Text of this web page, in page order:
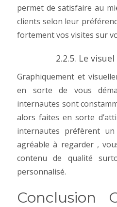
permet de satisfaire au
clients selon leur
fortement vos visites sur
2.2.5. Le visuel
Graphiquement et
en sorte de vous
internautes sont
alors faites en sorte
internautes préfèrent
agréable à regarder ,
contenu de qualité
personnalisé.
Conclusion